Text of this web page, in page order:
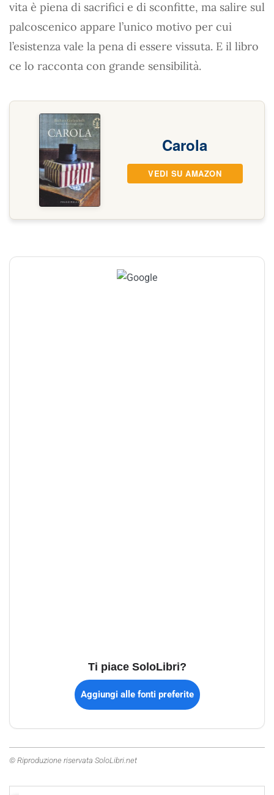
vita è piena di sacrifici e di sconfitte, ma salire sul
palcoscenico appare l’unico motivo per cui
l’esistenza vale la pena di essere vissuta. E il libro
ce lo racconta con grande sensibilità.
Carola
VEDI SU AMAZON
Ti piace SoloLibri?
Aggiungi alle fonti preferite
© Riproduzione riservata SoloLibri.net